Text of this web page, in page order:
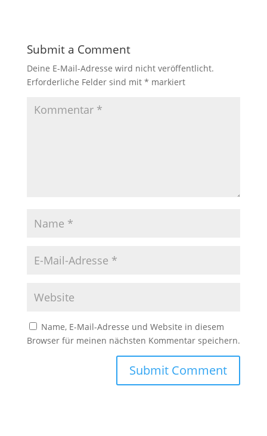
Submit a Comment
Deine E-Mail-Adresse wird nicht veröffentlicht.
Erforderliche Felder sind mit * markiert
Name, E-Mail-Adresse und Website in diesem
Browser für meinen nächsten Kommentar speichern.